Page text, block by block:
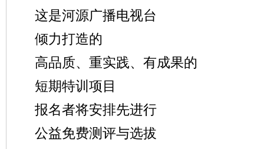
这是河源广播电视台
倾力打造的
高品质、重实践、有成果的
短期特训项目
报名者将安排先进行
公益免费测评与选拔